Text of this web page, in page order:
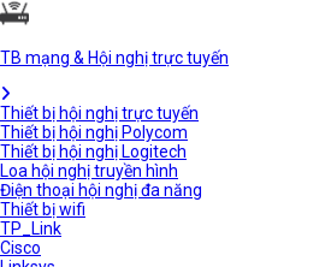
TB mạng & Hội nghị trực tuyến
Thiết bị hội nghị trực tuyến
Thiết bị hội nghị Polycom
Thiết bị hội nghị Logitech
Loa hội nghị truyền hình
Điện thoại hội nghị đa năng
Thiết bị wifi
TP_Link
Cisco